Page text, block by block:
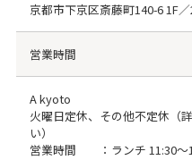
京都市下京区斎藤町140-6 1F
営業時間
A kyoto
火曜日定休、その他不定休（
い）
営業時間 ：ランチ 11:30～